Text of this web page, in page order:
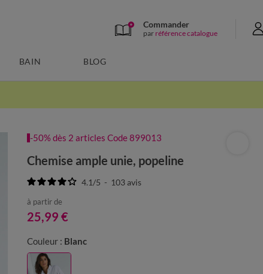
Commander
par référence catalogue
BAIN BLOG
-50% dès 2 articles Code 899013
Chemise ample unie, popeline
4.1/5 - 103avis
à partir de
25,99 €
Couleur : Blanc